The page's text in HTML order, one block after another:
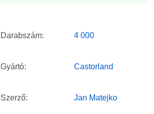
Darabszám: 4 000
Gyártó: Castorland
Szerző: Jan Matejko